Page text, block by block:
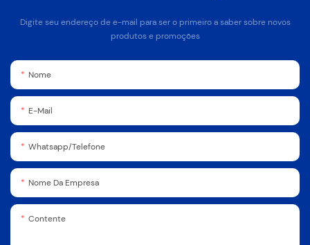
Digite seu endereço de e-mail para ser o primeiro a saber sobre novos
produtos e promoções
Nome
E-Mail
Whatsapp/Telefone
Nome Da Empresa
Contente